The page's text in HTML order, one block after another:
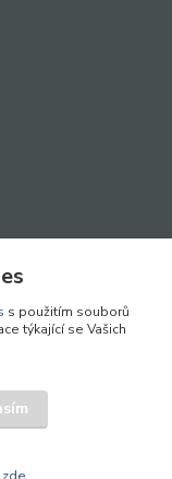
s použitím souborů
týkající se Vašich